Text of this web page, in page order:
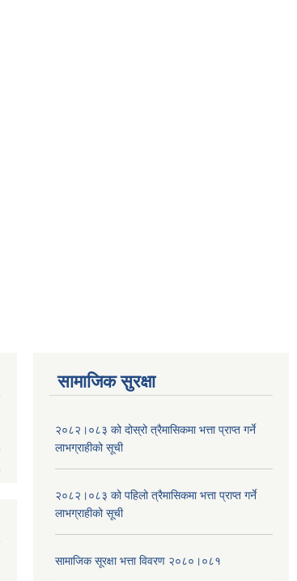
सामाजिक सुरक्षा
२०८२।०८३ को दोस्रो त्रैमासिकमा भत्ता प्राप्‍त गर्ने
लाभग्राहीको सूची
२०८२।०८३ को पहिलो त्रैमासिकमा भत्ता प्राप्‍त गर्ने
लाभग्राहीको सूची
सामाजिक सूरक्षा भत्ता विवरण २०८०।०८१